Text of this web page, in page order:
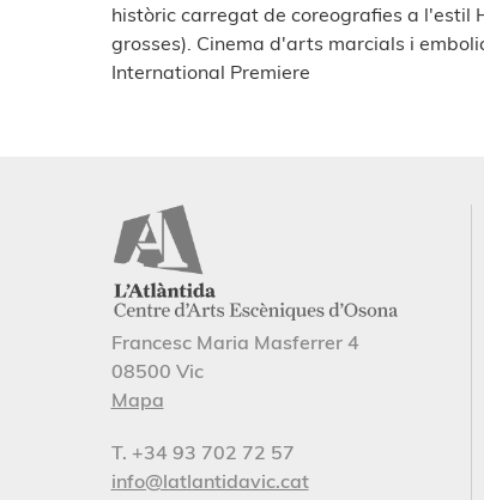
històric carregat de coreografies a l'estil
grosses). Cinema d'arts marcials i
International Premiere
Francesc Maria Masferrer 4
08500 Vic
Mapa
T. +34 93 702 72 57
info@latlantidavic.cat